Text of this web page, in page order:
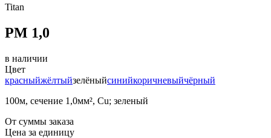
Titan
PM 1,0
в наличии
Цвет
красныйжёлтыйзелёныйсинийкоричневыйчёрный
100м, сечение 1,0мм², Cu; зеленый
От суммы заказа
Цена за единицу